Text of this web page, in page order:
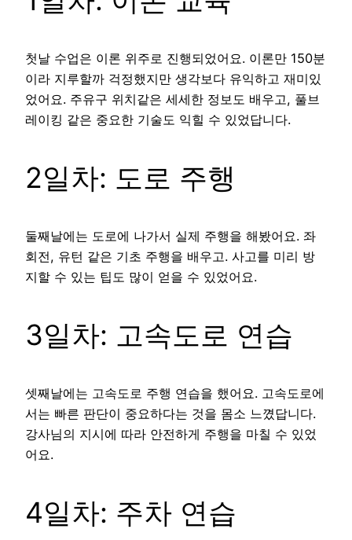
첫날 수업은 이론 위주로 진행되었어요. 이론만 150분
이라 지루할까 걱정했지만 생각보다 유익하고 재미있
었어요. 주유구 위치같은 세세한 정보도 배우고, 풀브
레이킹 같은 중요한 기술도 익힐 수 있었답니다.
2일차: 도로 주행
둘째날에는 도로에 나가서 실제 주행을 해봤어요. 좌
회전, 유턴 같은 기초 주행을 배우고. 사고를 미리 방
지할 수 있는 팁도 많이 얻을 수 있었어요.
3일차: 고속도로 연습
셋째날에는 고속도로 주행 연습을 했어요. 고속도로에
서는 빠른 판단이 중요하다는 것을 몸소 느꼈답니다.
강사님의 지시에 따라 안전하게 주행을 마칠 수 있었
어요.
4일차: 주차 연습